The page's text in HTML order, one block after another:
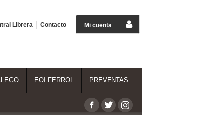
Mi cuenta
Librera Contacto
EOI FERROL PREVENTAS